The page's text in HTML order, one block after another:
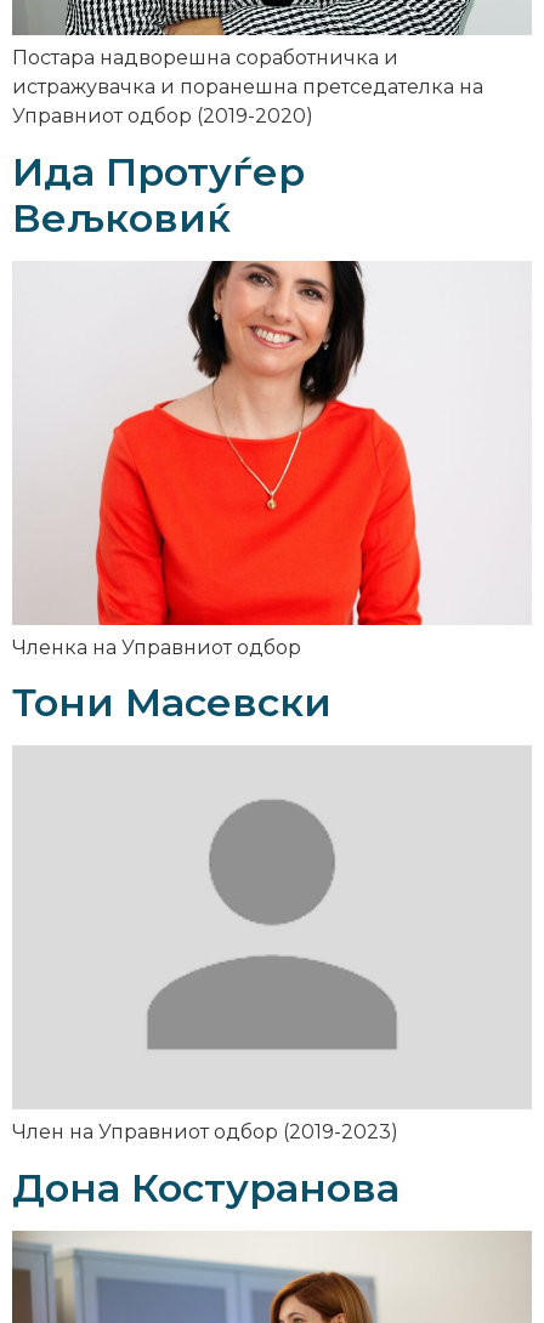
Постара надворешна соработничка и
истражувачка и поранешна претседателка на
Управниот одбор (2019-2020)
Ида Протуѓер
Вељковиќ
Членка на Управниот одбор
Тони Масевски
Член на Управниот одбор (2019-2023)
Дона Костуранова